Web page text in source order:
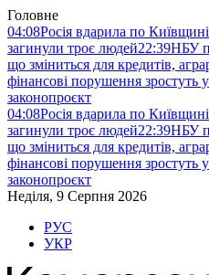
Головне
04:08Росія вдарила по
загинули троє людей22:39НБУ
що зміниться для кредитів,
фінансові порушення зростуть
законопроєкт
04:08Росія вдарила по
загинули троє людей22:39НБУ
що зміниться для кредитів,
фінансові порушення зростуть
законопроєкт
Неділя, 9 Серпня 2026
РУС
УКР